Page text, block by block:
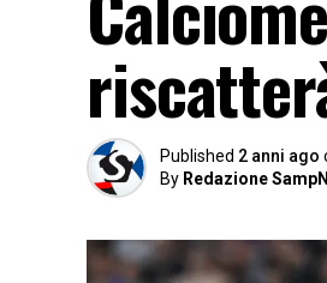
Published 2 anni ago
By Redazione